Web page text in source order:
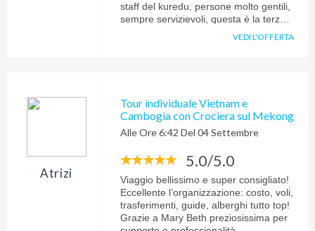
staff del kuredu, persone molto gentili,
sempre servizievoli, questa è la terza
competenza nel consigliare
dettagliatamente il tutto, infatti nei 4
viaggi fatti, 3 volte Maldive, e 1 volta a
lei, molto professionale
VEDI L'OFFERTA
Atrizi
Tour individuale Vietnam e
Cambogia con Crociera sul Mekong
Alle Ore 6:42 Del 04 Settembre
5.0/5.0
Viaggio bellissimo e super consigliato!
Eccellente l’organizzazione: costo, voli,
trasferimenti, guide, alberghi tutto top!
Grazie a Mary Beth preziosissima per